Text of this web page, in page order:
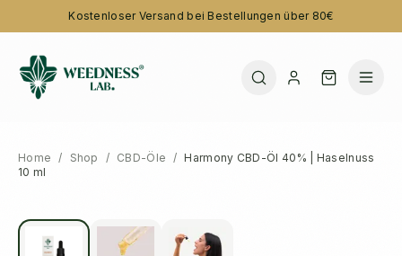
Kostenloser Versand bei Bestellungen über 80€
Home / Shop / CBD-Öle / Harmony CBD-Öl 40% | Haselnuss
10 ml